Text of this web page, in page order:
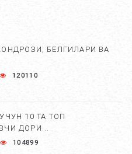
БЕЛГИЛАРИ ВА
120110
10 ТА ТОП
ДОРИ...
104899